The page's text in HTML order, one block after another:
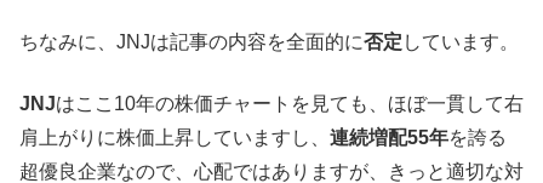
ちなみに、JNJは記事の内容を全面的に否定 しています。
JNJはここ10年の株価チャートを見ても、ほぼ一貫して右
肩上がりに株価上昇していますし、 連続増配55年を誇る
超優良企業なので、心配ではありますが、きっと適切な対